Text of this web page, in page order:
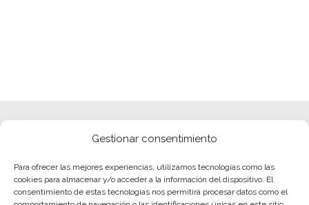
Gestionar consentimiento
Para ofrecer las mejores experiencias, utilizamos tecnologías como las
cookies para almacenar y/o acceder a la información del dispositivo. El
consentimiento de estas tecnologías nos permitirá procesar datos como el